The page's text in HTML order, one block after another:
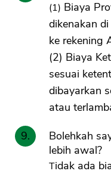
(1) Biaya Provisi sebesar 5% dari Pinjaman
dikenakan
ke rekening
(2) Biaya
sesuai
dibayarkan
atau
Bolehkah
lebih awal?
Tidak ada biaya tambahan jika Anda